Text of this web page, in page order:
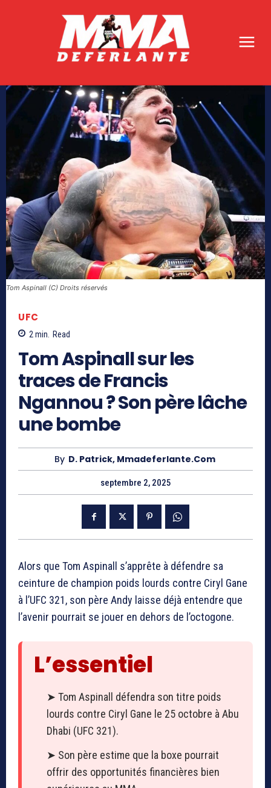
Tom Aspinall (C) Droits réservés
UFC
2min. Read
Tom Aspinall sur les
traces de Francis
Ngannou ? Son père lâche
une bombe
By D. Patrick, Mmadeferlante.com
septembre 2, 2025
Alors que Tom Aspinall s’apprête à défendre sa
ceinture de champion poids lourds contre Ciryl Gane
à l’UFC 321, son père Andy laisse déjà entendre que
l’avenir pourrait se jouer en dehors de l’octogone.
L’essentiel
➤ Tom Aspinall défendra son titre poids
lourds contre Ciryl Gane le 25 octobre à Abu
Dhabi (UFC 321).
➤ Son père estime que la boxe pourrait
offrir des opportunités financières bien